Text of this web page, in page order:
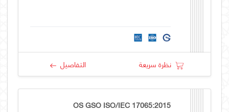
نظرة سريعة التفاصيل
OS GSO ISO/IEC 17065:2015